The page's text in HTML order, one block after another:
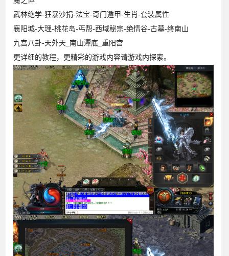
武林绝学-狂暴沙捐-法宝-奇门遁甲-生肖-套装属性
襄阳城-大理-桃花岛-丐帮-西域秘宗-绝情谷-古墓-终南山
九宫八卦-天外天_南山潭底_重阳宫
更详细的教程，更精彩的游戏内容请游戏内探索。